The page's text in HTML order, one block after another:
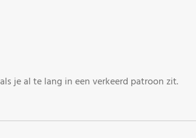
je al te lang in een verkeerd patroon zit.